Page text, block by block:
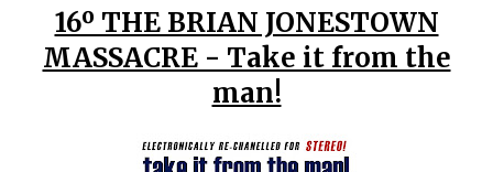
16º THE BRIAN JONESTOWN
MASSACRE - Take it from the
man!